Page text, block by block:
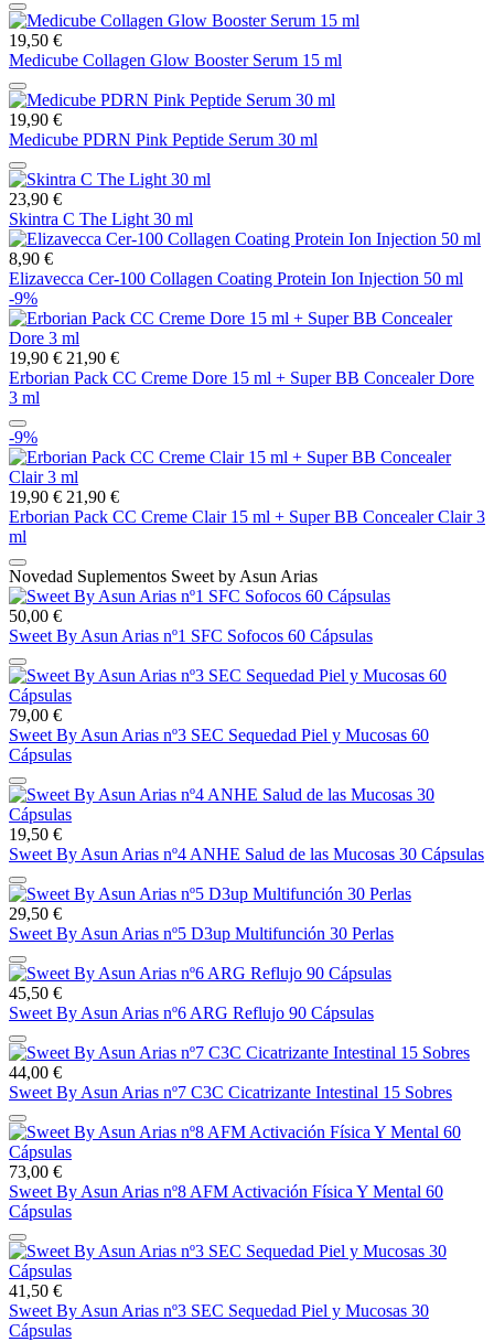
19,50 €
Medicube Collagen Glow Booster Serum 15 ml
19,90 €
Medicube PDRN Pink Peptide Serum 30 ml
23,90 €
Skintra C The Light 30 ml
8,90 €
Elizavecca Cer-100 Collagen Coating Protein Ion Injection 50 ml
-9%
19,90 € 21,90 €
Erborian Pack CC Creme Dore 15 ml + Super BB Concealer Dore
3 ml
-9%
19,90 € 21,90 €
Erborian Pack CC Creme Clair 15 ml + Super BB Concealer Clair 3
ml
Novedad Suplementos Sweet by Asun Arias
50,00 €
Sweet By Asun Arias nº1 SFC Sofocos 60 Cápsulas
79,00 €
Sweet By Asun Arias nº3 SEC Sequedad Piel y Mucosas 60
Cápsulas
19,50 €
Sweet By Asun Arias nº4 ANHE Salud de las Mucosas 30 Cápsulas
29,50 €
Sweet By Asun Arias nº5 D3up Multifunción 30 Perlas
45,50 €
Sweet By Asun Arias nº6 ARG Reflujo 90 Cápsulas
44,00 €
Sweet By Asun Arias nº7 C3C Cicatrizante Intestinal 15 Sobres
73,00 €
Sweet By Asun Arias nº8 AFM Activación Física Y Mental 60
Cápsulas
41,50 €
Sweet By Asun Arias nº3 SEC Sequedad Piel y Mucosas 30
Cápsulas